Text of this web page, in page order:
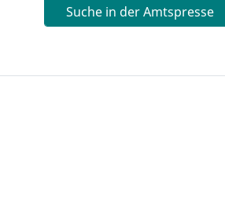
Suche in der Amtspresse